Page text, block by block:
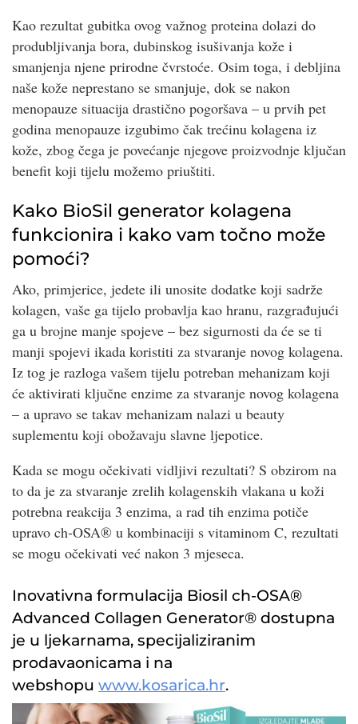
Kao rezultat gubitka ovog važnog proteina dolazi do
produbljivanja bora, dubinskog isušivanja kože i
smanjenja njene prirodne čvrstoće. Osim toga, i debljina
naše kože neprestano se smanjuje, dok se nakon
menopauze situacija drastično pogoršava – u prvih pet
godina menopauze izgubimo čak trećinu kolagena iz
kože, zbog čega je povećanje njegove proizvodnje ključan
benefit koji tijelu možemo priuštiti.
Kako BioSil generator kolagena
funkcionira i kako vam točno može
pomoći?
Ako, primjerice, jedete ili unosite dodatke koji sadrže
kolagen, vaše ga tijelo probavlja kao hranu, razgrađujući
ga u brojne manje spojeve – bez sigurnosti da će se ti
manji spojevi ikada koristiti za stvaranje novog kolagena.
Iz tog je razloga vašem tijelu potreban mehanizam koji
će aktivirati ključne enzime za stvaranje novog kolagena
– a upravo se takav mehanizam nalazi u beauty
suplementu koji obožavaju slavne ljepotice.
Kada se mogu očekivati vidljivi rezultati? S obzirom na
to da je za stvaranje zrelih kolagenskih vlakana u koži
potrebna reakcija 3 enzima, a rad tih enzima potiče
upravo ch-OSA® u kombinaciji s vitaminom C, rezultati
se mogu očekivati već nakon 3 mjeseca.
Inovativna formulacija Biosil ch-OSA®
Advanced Collagen Generator® dostupna
je u ljekarnama, specijaliziranim
prodavaonicama i na
webshopu www.kosarica.hr.